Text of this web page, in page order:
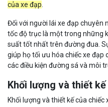
của xe đạp
Đối với người lái xe đạp chuyên
tốc độ trục là một trong những
suất tốt nhất trên đường đua.
giúp họ tối ưu hóa chiếc xe đạp
các điều kiện đường sá và môi
Khối lượng và thiết
Khối lượng và thiết kế của